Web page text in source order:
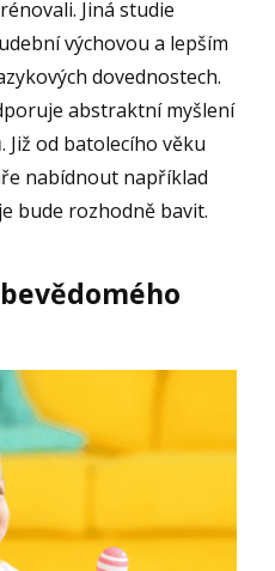
Jiná studie
výchovou a lepším
dovednostech.
abstraktní myšlení
Již od batolecího věku
nabídnout například
bude rozhodně bavit.